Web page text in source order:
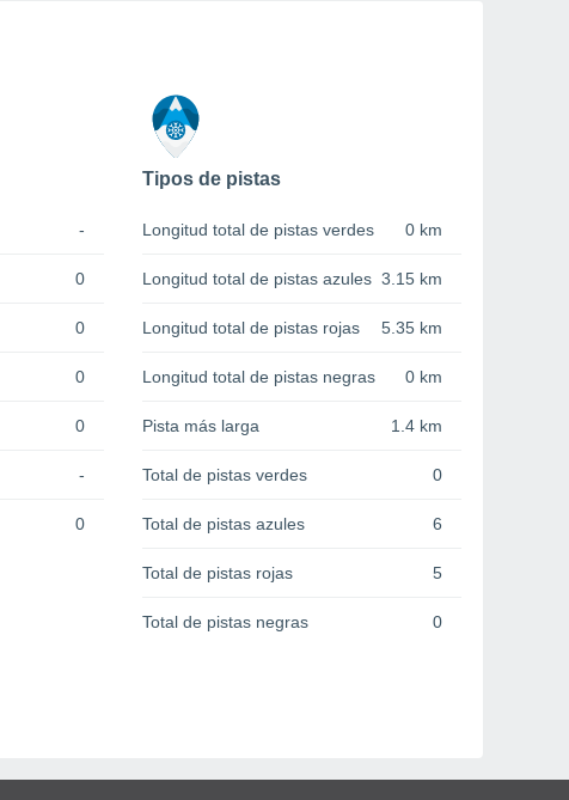
-
0
0
0
0
-
0
Tipos de pistas
Longitud total de pistas verdes 0 km
Longitud total de pistas azules 3.15 km
Longitud total de pistas rojas 5.35 km
Longitud total de pistas negras 0 km
Pista más larga 1.4 km
Total de pistas verdes 0
Total de pistas azules 6
Total de pistas rojas 5
Total de pistas negras 0